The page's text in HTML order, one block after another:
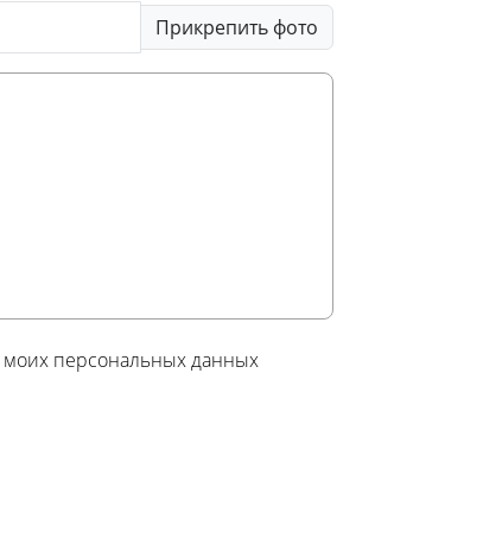
Прикрепить фото
моих персональных данных